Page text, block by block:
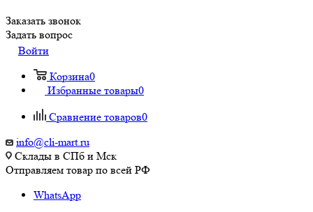
Заказать звонок
Задать вопрос
Войти
Корзина0
Избранные товары0
Сравнение товаров0
info@cli-mart.ru
Склады в СПб и Мск
Отправляем товар по всей РФ
WhatsApp